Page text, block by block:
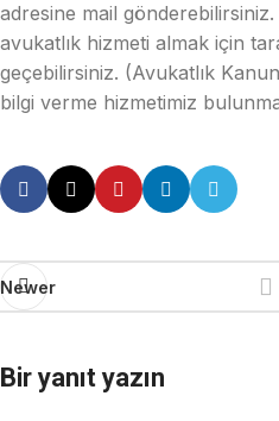
adresine mail gönderebilirsiniz.
avukatlık hizmeti almak için
geçebilirsiniz. (Avukatlık
bilgi verme hizmetimiz
Newer
Bir yanıt yazın